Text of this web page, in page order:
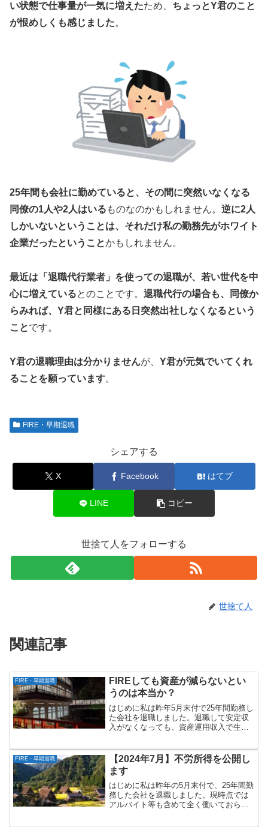
い状態で仕事量が一気に増えたため、 ちょっとY君のこと
が恨めしくも感じました。
25年間も会社に勤めていると、その間に突然いなくなる
同僚の1人や2人はいる ものなのかもしれません。 逆に2人
しかいないということは、それだけ私の勤務先がホワイト
企業だったということかもしれません。
最近は「退職代行業者」を使っての退職が、若い世代を中
心に増えているとのことです。 退職代行の場合も、同僚か
らみれば、Y君と同様にある日突然出社しなくなるという
ことです。
Y君の退職理由は分かりませんが、 Y君が元気でいてくれ
ることを願っています。
FIRE・早期退職
シェアする
X Facebook はてブ
LINE コピー
世捨て人をフォローする
世捨て人
関連記事
FIRE・早期退職
FIREしても資産が減らないとい
うのは本当か？
はじめに私は昨年5月末付で25年間勤務し
た会社を退職しました。退職して安定収
入がなくなっても、資産運用収入で生活
いて調べてみることにしました。具体的
には、退職後から...
FIRE・早期退職
【2024年7月】不労所得を公開し
ます
はじめに私は昨年の5月末付で、25年間勤
務した会社を退職しました。現時点では
アルバイト等も含めて全く働いておら